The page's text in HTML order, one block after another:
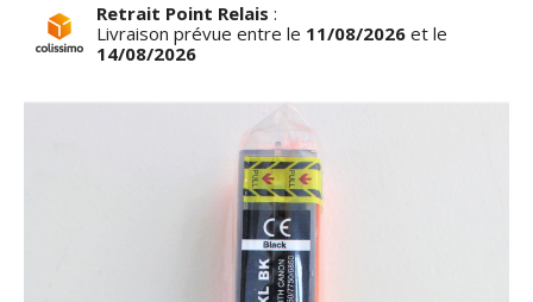
Retrait Point Relais :
Livraison prévue entre le 11/08/2026 et le
14/08/2026